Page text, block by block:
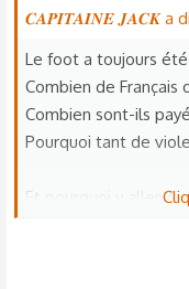
𝑪𝑨𝑷𝑰𝑻𝑨𝑰𝑵𝑬 𝑱𝑨𝑪𝑲 a
Le foot a toujours été
Combien de Français
Combien sont-ils
Pourquoi tant de
Et pourquoi y aller ?